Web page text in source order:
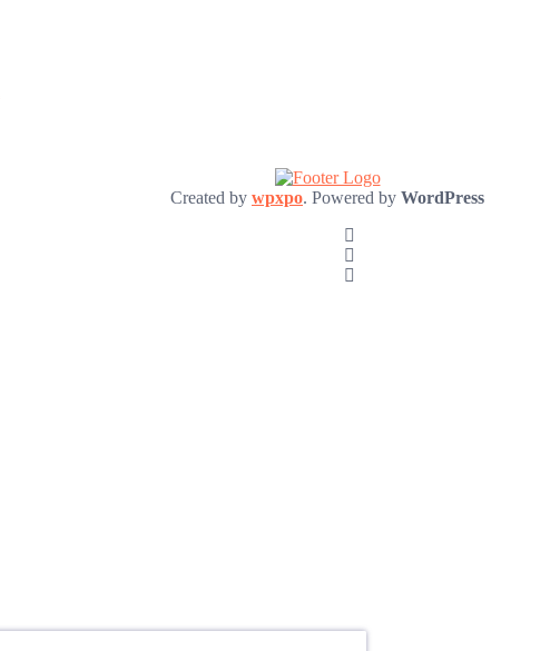
Created by wpxpo. Powered by WordPress